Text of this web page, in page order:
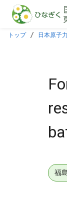
本文に飛ぶ
トップ 日本原子
福